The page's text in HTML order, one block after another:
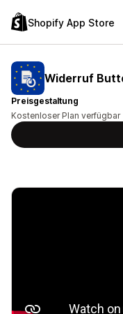
Shopify App Store
Widerruf
Preisgestaltung
Kostenloser Plan verfügbar